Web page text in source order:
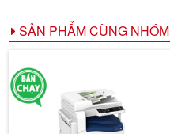
SẢN PHẨM CÙNG NHÓM